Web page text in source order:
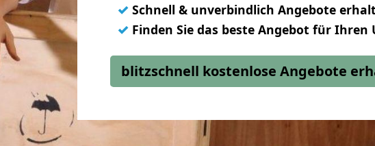
✓ Schnell & unverbindlich Angebote
✓ Finden Sie das beste Angebot für Ihren
blitzschnell kostenlose Angebote